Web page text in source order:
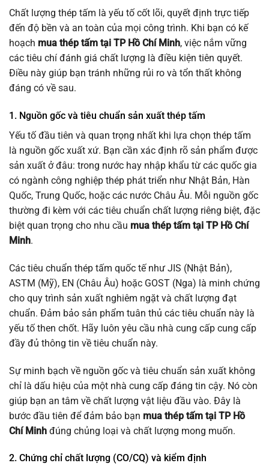
Chất lượng thép tấm là yếu tố cốt lõi, quyết định trực tiếp
đến độ bền và an toàn của mọi công trình. Khi bạn có kế
hoạch mua thép tấm tại TP Hồ Chí Minh, việc nắm vững
các tiêu chí đánh giá chất lượng là điều kiện tiên quyết.
Điều này giúp bạn tránh những rủi ro và tổn thất không
đáng có về sau.
1. Nguồn gốc và tiêu chuẩn sản xuất thép tấm
Yếu tố đầu tiên và quan trọng nhất khi lựa chọn thép tấm
là nguồn gốc xuất xứ. Bạn cần xác định rõ sản phẩm được
sản xuất ở đâu: trong nước hay nhập khẩu từ các quốc gia
có ngành công nghiệp thép phát triển như Nhật Bản, Hàn
Quốc, Trung Quốc, hoặc các nước Châu Âu. Mỗi nguồn gốc
thường đi kèm với các tiêu chuẩn chất lượng riêng biệt, đặc
biệt quan trọng cho nhu cầu mua thép tấm tại TP Hồ Chí
Minh.
Các tiêu chuẩn thép tấm quốc tế như JIS (Nhật Bản),
ASTM (Mỹ), EN (Châu Âu) hoặc GOST (Nga) là minh chứng
cho quy trình sản xuất nghiêm ngặt và chất lượng đạt
chuẩn. Đảm bảo sản phẩm tuân thủ các tiêu chuẩn này là
yếu tố then chốt. Hãy luôn yêu cầu nhà cung cấp cung cấp
đầy đủ thông tin về tiêu chuẩn này.
Sự minh bạch về nguồn gốc và tiêu chuẩn sản xuất không
chỉ là dấu hiệu của một nhà cung cấp đáng tin cậy. Nó còn
giúp bạn an tâm về chất lượng vật liệu đầu vào. Đây là
bước đầu tiên để đảm bảo bạn mua thép tấm tại TP Hồ
Chí Minh đúng chủng loại và chất lượng mong muốn.
2. Chứng chỉ chất lượng (CO/CQ) và kiểm định